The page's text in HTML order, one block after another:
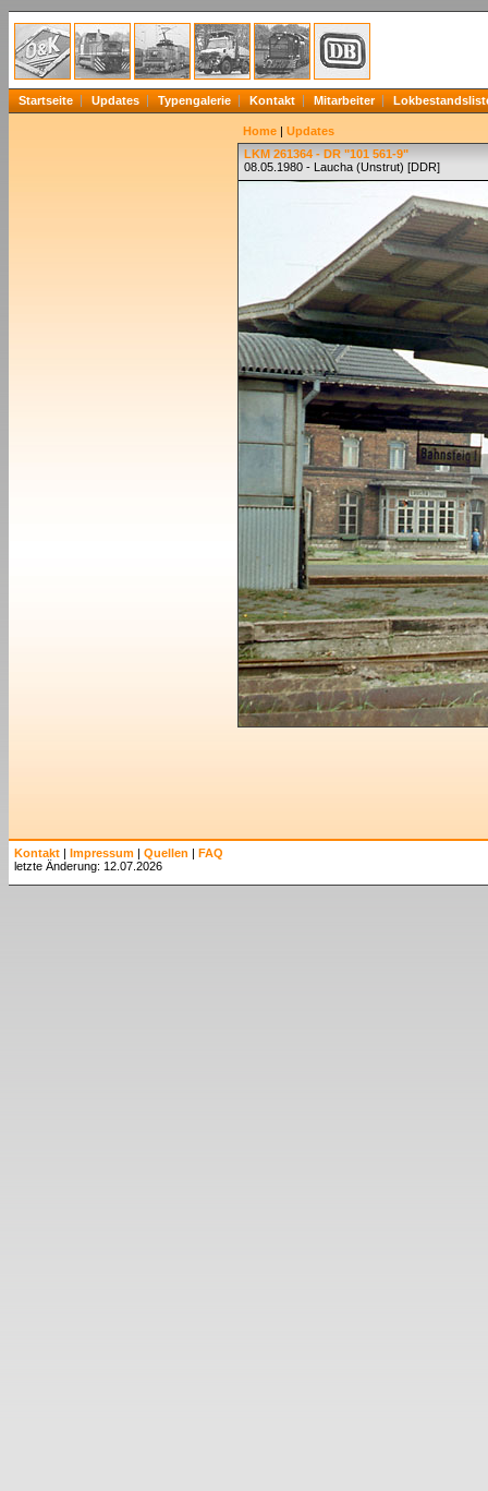
Startseite Updates Typengalerie Kontakt Mitarbeiter
Home | Updates
LKM 261364 - DR "101 561-9"
08.05.1980 - Laucha (Unstrut) [DDR]
Kontakt | Impressum | Quellen | FAQ
letzte Änderung: 12.07.2026